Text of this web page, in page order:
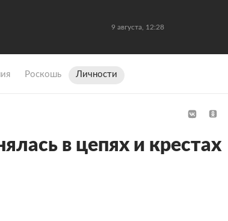
9 августа, 12:28
Роскошь Личности
в цепях и крестах